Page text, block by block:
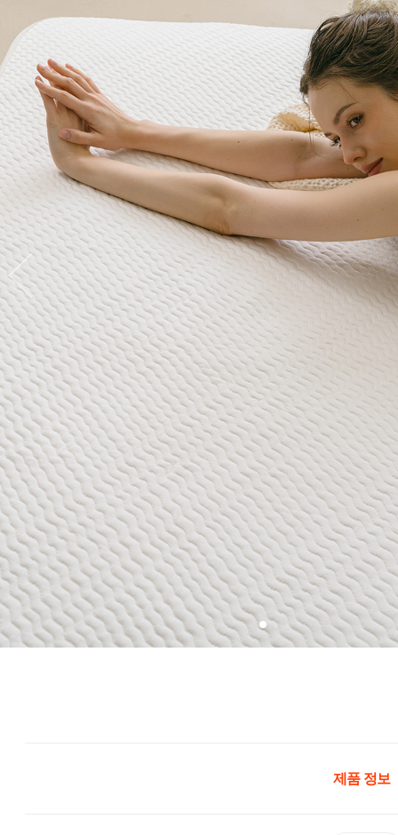
제품 정보